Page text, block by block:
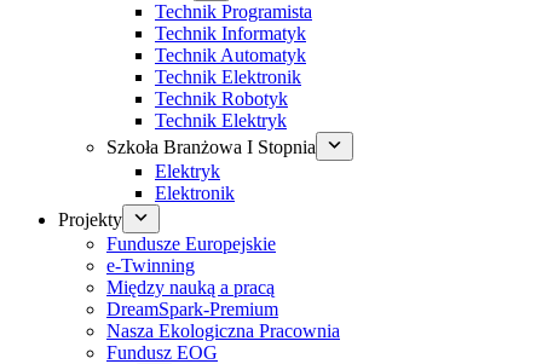
Technik Programista
Technik Informatyk
Technik Automatyk
Technik Elektronik
Technik Robotyk
Technik Elektryk
Szkoła Branżowa I Stopnia
Elektryk
Elektronik
Projekty
Fundusze Europejskie
e-Twinning
Między nauką a pracą
DreamSpark-Premium
Nasza Ekologiczna Pracownia
Fundusz EOG